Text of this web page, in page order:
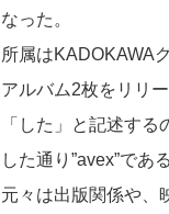
なった。
所属はKADOKAWA
アルバム2枚をリリー
「した」と記述す
した通り”avex”である
元々は出版関係や、